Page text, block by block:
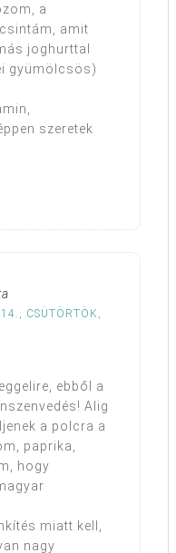
a
amit
joghurttal
gyümölcsös)
szeretek
CSÜTÖRTÖK,
ebből a
Alig
a polcra a
paprika,
hogy
miatt kell,
nagy